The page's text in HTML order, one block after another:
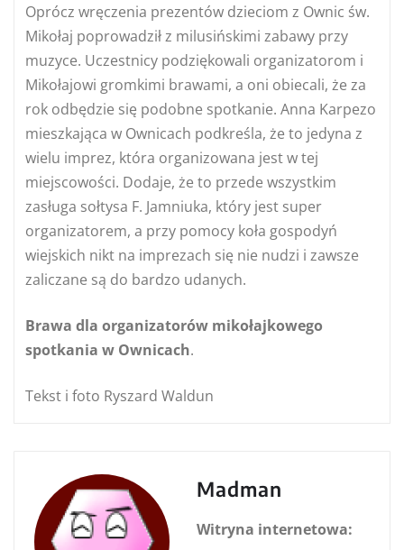
Oprócz wręczenia prezentów dzieciom z Ownic św.
Mikołaj poprowadził z milusińskimi zabawy przy
muzyce. Uczestnicy podziękowali organizatorom i
Mikołajowi gromkimi brawami, a oni obiecali, że za
rok odbędzie się podobne spotkanie. Anna Karpezo
mieszkająca w Ownicach podkreśla, że to jedyna z
wielu imprez, która organizowana jest w tej
miejscowości. Dodaje, że to przede wszystkim
zasługa sołtysa F. Jamniuka, który jest super
organizatorem, a przy pomocy koła gospodyń
wiejskich nikt na imprezach się nie nudzi i zawsze
zaliczane są do bardzo udanych.
Brawa dla organizatorów mikołajkowego
spotkania w Ownicach.
Tekst i foto Ryszard Waldun
Madman
Witryna internetowa: